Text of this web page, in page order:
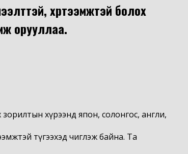
хүртээмжтэй болох
орууллаа.
хүрээнд япон, солонгос, англи,
түгээхэд чиглэж байна. Та